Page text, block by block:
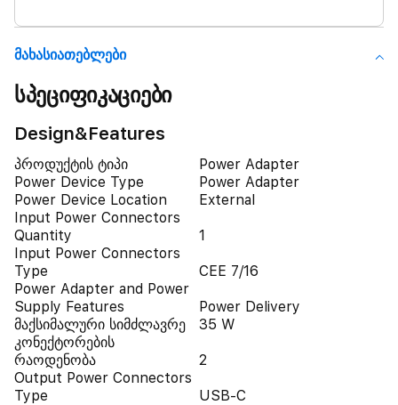
Მახასიათებლები
სპეციფიკაციები
Design&Features
პროდუქტის ტიპი
Power Adapter
Power Device Type
Power Adapter
Power Device Location
External
Input Power Connectors
Quantity
1
Input Power Connectors
Type
CEE 7/16
Power Adapter and Power
Supply Features
Power Delivery
მაქსიმალური სიმძლავრე
35 W
კონექტორების
რაოდენობა
2
Output Power Connectors
Type
USB-C